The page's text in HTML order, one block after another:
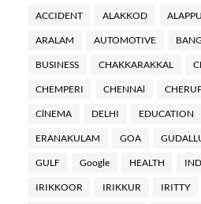
ACCIDENT ALAKKOD
ARALAM AUTOMOTIVE
BUSINESS CHAKKARAKKAL
CHEMPERI CHENNAl
ClNEMA DELHI EDUCATION
ERANAKULAM GOA
GULF Google HEALTH
IRIKKOOR IRIKKUR IRITTY